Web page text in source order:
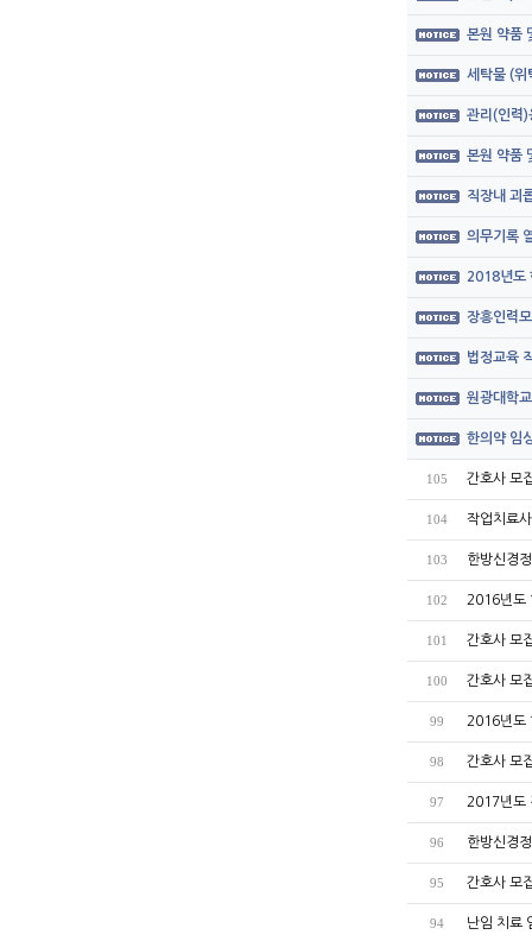
본원 약품
세탁물 (위
관리(인력)
본원 약품
직장내 괴
의무기록
2018년도
장흥인력
법정교육
원광대학
한의약 임
105 간호사 모
104 작업치료
103 한방신경
102 2016년도
101 간호사 모
100 간호사 모
99 2016년도
98 간호사 모
97 2017년도
96 한방신경
95 간호사 모
94 난임 치료